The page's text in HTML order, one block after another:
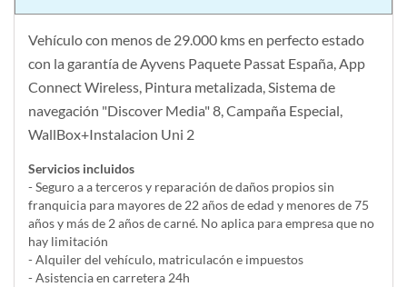
Vehículo con menos de 29.000 kms en perfecto estado
con la garantía de Ayvens Paquete Passat España, App
Connect Wireless, Pintura metalizada, Sistema de
navegación "Discover Media" 8, Campaña Especial,
WallBox+Instalacion Uni 2
Servicios incluidos
- Seguro a a terceros y reparación de daños propios sin
franquicia para mayores de 22 años de edad y menores de 75
años y más de 2 años de carné. No aplica para empresa que no
hay limitación
- Alquiler del vehí­culo, matriculacón e impuestos
- Asistencia en carretera 24h